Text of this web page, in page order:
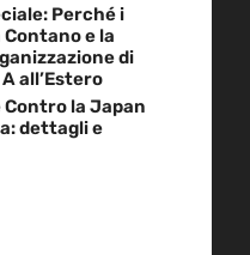
Perché i
Contano e la
di
all’Estero
la Japan
dettagli e